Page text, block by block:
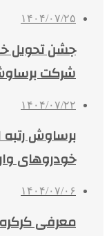
۱۴۰۴/۰۷/۲۵
جشن تحویل
شرکت
۱۴۰۴/۰۷/۲۲
برساوش
خودروهای
۱۴۰۴/۰۷/۰۶